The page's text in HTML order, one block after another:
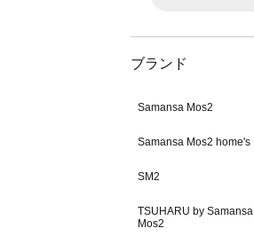
ブランド
Samansa Mos2
Samansa Mos2 home's
SM2
TSUHARU by Samansa
Mos2